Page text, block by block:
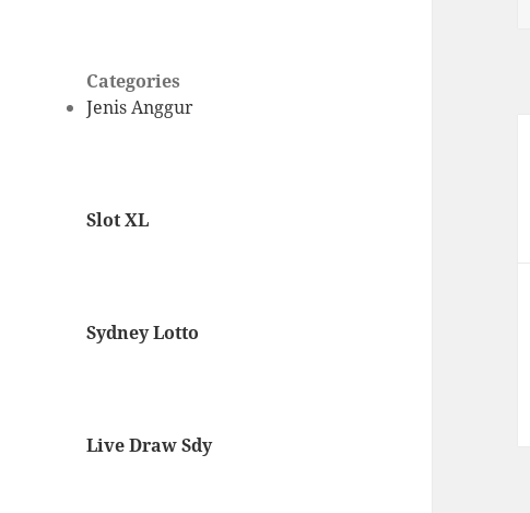
Categories
Jenis Anggur
Slot XL
Sydney Lotto
Live Draw Sdy